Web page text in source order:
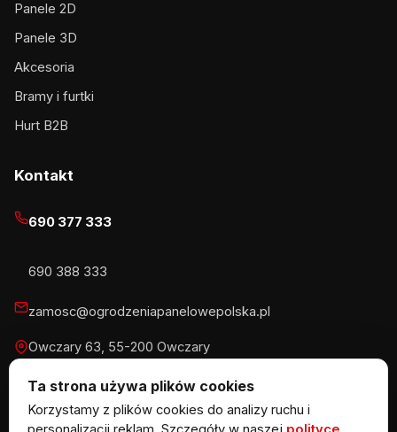
Ta strona używa plików cookies
Korzystamy z plików cookies do analizy ruchu i
Panele 2D
Panele 3D
Akcesoria
Bramy i furtki
Hurt B2B
Kontakt
690 377 333
690 388 333
zamosc@ogrodzeniapanelowepolska.pl
Owczary 63, 55-200 Owczary
Pn-Pt 8-16, Sb 8-13:30